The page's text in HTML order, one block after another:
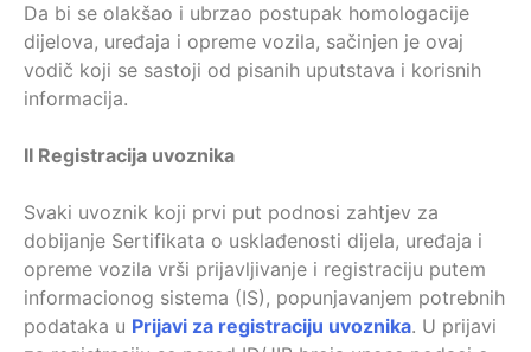
Da bi se olakšao i ubrzao postupak homologacije
dijelova, uređaja i opreme vozila, sačinjen je ovaj
vodič koji se sastoji od pisanih uputstava i korisnih
informacija.
II Registracija uvoznika
Svaki uvoznik koji prvi put podnosi zahtjev za
dobijanje Sertifikata o usklađenosti dijela, uređaja i
opreme vozila vrši prijavljivanje i registraciju putem
informacionog sistema (IS), popunjavanjem potrebnih
podataka u Prijavi za registraciju uvoznika. U prijavi